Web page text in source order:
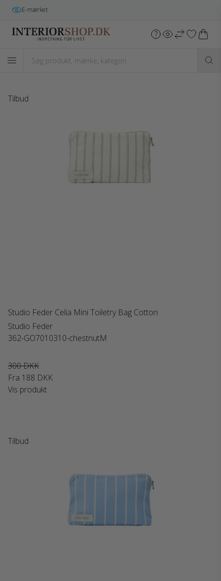
E-mærket
Tilbud
Studio Feder Celia Mini Toiletry Bag Cotton
Studio Feder
362-GO7010310-chestnutM
300 DKK
Fra 188 DKK
Vis produkt
Tilbud